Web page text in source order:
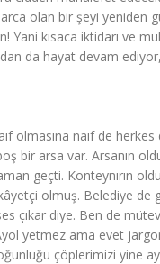
olan bir şeyi yeniden
Yani kısaca iktidarı ve
da hayat devam
olmasına naif de
bir arsa var. Arsanın
geçti. Konteynırın
olmuş. Belediye de
çıkar diye. Ben de
yetmez ama evet
çöplerimizi yine